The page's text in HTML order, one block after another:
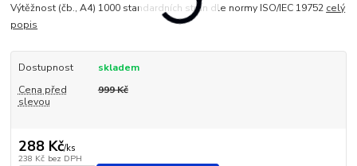
Výtěžnost (čb., A4) 1000 standardních stran dle normy ISO/IEC 19752 celý
popis
Dostupnost
skladem
Cena před
slevou
999 Kč
288 Kč/ks
238 Kč bez DPH